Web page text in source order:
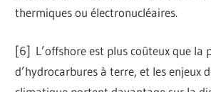
thermiques ou électronucléaires.
[6] L’offshore est plus coûteux que la
d’hydrocarbures à terre, et les enjeux